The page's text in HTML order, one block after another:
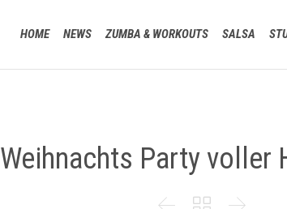
HOME NEWS ZUMBA & WORKOUTS SALSA
Weihnachts Party voller
